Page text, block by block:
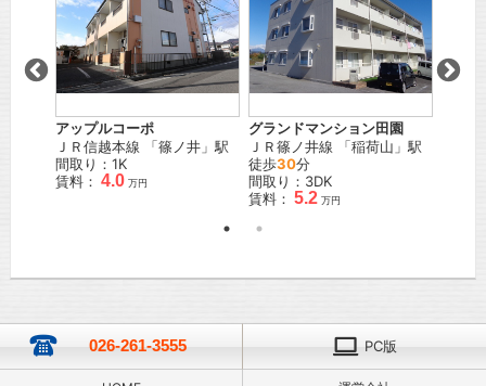
アップルコーポ
ＪＲ信越本線 「篠ノ井 」駅
間取り：1K
賃料： 4.0 万円
グランドマンション田園
ＪＲ篠ノ井線 「稲荷山 」駅
徒歩30分
間取り：3DK
賃料： 5.2 万円
026-261-3555 PC版